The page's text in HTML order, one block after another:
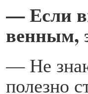
— Если
венным,
— Не
полезно